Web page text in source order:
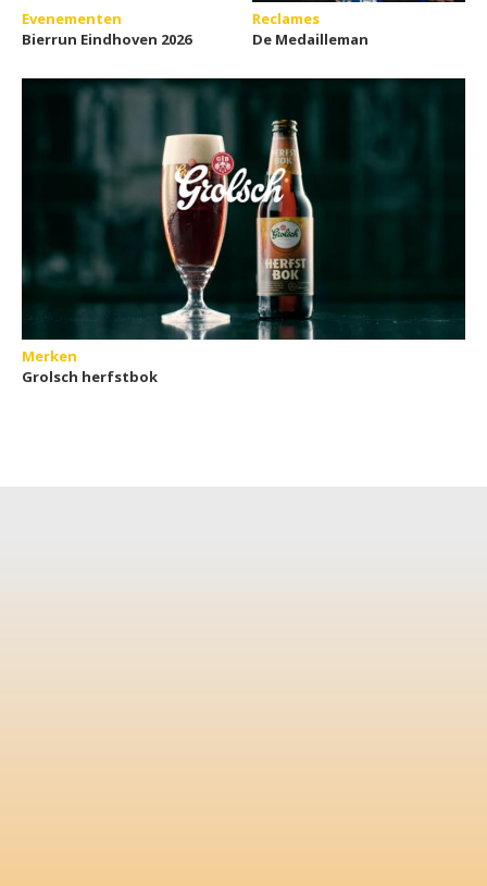
Evenementen
Bierrun Eindhoven 2026
Reclames
De Medailleman
Merken
Grolsch herfstbok